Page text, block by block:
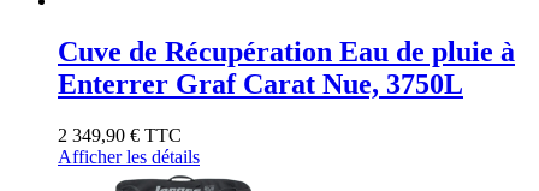
Cuve de Récupération Eau de pluie à
Enterrer Graf Carat Nue, 3750L
2 349,90 € TTC
Afficher les détails